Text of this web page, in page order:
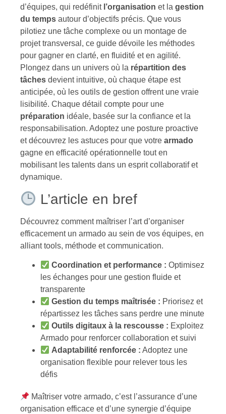
d’équipes, qui redéfinit l’organisation et la gestion
du temps autour d’objectifs précis. Que vous
pilotiez une tâche complexe ou un montage de
projet transversal, ce guide dévoile les méthodes
pour gagner en clarté, en fluidité et en agilité.
Plongez dans un univers où la répartition des
tâches devient intuitive, où chaque étape est
anticipée, où les outils de gestion offrent une vraie
lisibilité. Chaque détail compte pour une
préparation idéale, basée sur la confiance et la
responsabilisation. Adoptez une posture proactive
et découvrez les astuces pour que votre armado
gagne en efficacité opérationnelle tout en
mobilisant les talents dans un esprit collaboratif et
dynamique.
L’article en bref
Découvrez comment maîtriser l’art d’organiser
efficacement un armado au sein de vos équipes, en
alliant tools, méthode et communication.
Coordination et performance : Optimisez
les échanges pour une gestion fluide et
transparente
Gestion du temps maîtrisée : Priorisez et
répartissez les tâches sans perdre une minute
Outils digitaux à la rescousse : Exploitez
Armado pour renforcer collaboration et suivi
Adaptabilité renforcée : Adoptez une
organisation flexible pour relever tous les
défis
Maîtriser votre armado, c’est l’assurance d’une
organisation efficace et d’une synergie d’équipe